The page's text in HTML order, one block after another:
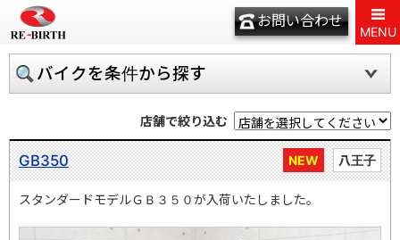
お問い合わせ
MENU
バイクを条件から探す
店舗で絞り込む
NEW 八王子
GB350
スタンダードモデルＧＢ３５０が入荷いたしました。